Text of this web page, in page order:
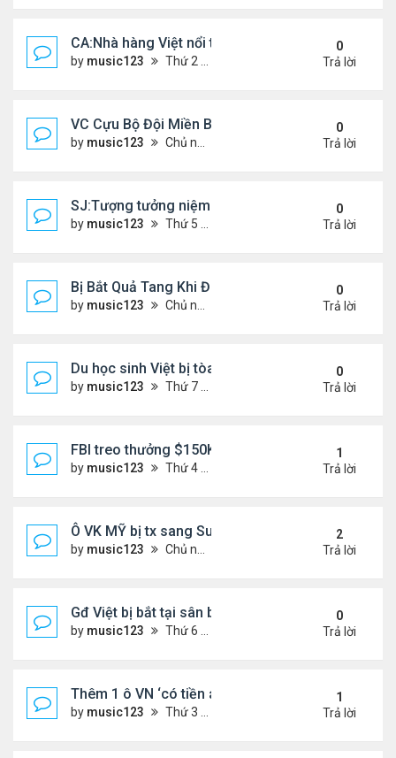
CA:Nhà hàng Việt nổi tiếng đóng cửa
by music123 Thứ 2 Tháng 7 20, 2026 4:42 pm
0
Trả lời
VC Cựu Bộ Đội Miền Bắc Chọn Định Cư Tại Hoa
by music123 Chủ nhật Tháng 7 12, 2026 3:01 pm
0
Trả lời
SJ:Tượng tưởng niệm cđ Việt bị ăn cắp
by music123 Thứ 5 Tháng 7 09, 2026 6:19 am
0
Trả lời
Bị Bắt Quả Tang Khi Đang Đánh Bắt “Vài Con Cá
by music123 Chủ nhật Tháng 7 05, 2026 8:47 am
0
Trả lời
Du học sinh Việt bị tòa HQ kết án 10 năm vì vứt bỏ
by music123 Thứ 7 Tháng 6 27, 2026 8:01 pm
0
Trả lời
FBI treo thưởng $150K cho tội phạm 'đang ở Việt
by music123 Thứ 4 Tháng 6 24, 2026 7:26 pm
1
Trả lời
Ô VK MỸ bị tx sang Sudan,về VN
by music123 Chủ nhật Tháng 6 21, 2026 6:46 am
2
Trả lời
Gđ Việt bị bắt tại sân bay ở Mỹ
by music123 Thứ 6 Tháng 6 19, 2026 6:47 pm
0
Trả lời
Thêm 1 ô VN ‘có tiền án’ bị Mỹ trục xuất về nước
by music123 Thứ 3 Tháng 6 16, 2026 7:00 pm
1
Trả lời